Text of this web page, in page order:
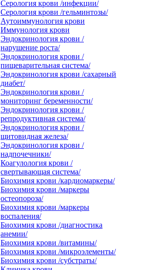
Серология крови /инфекции/
Серология крови /гельминтозы/
Аутоиммунология крови
Иммунология крови
Эндокринология крови /
нарушение роста/
Эндокринология крови /
пищеварительная система/
Эндокринология крови /сахарный
диабет/
Эндокринология крови /
мониторинг беременности/
Эндокринология крови /
репродуктивная система/
Эндокринология крови /
щитовидная железа/
Эндокринология крови /
надпочечники/
Коагулология крови /
свертывающая система/
Биохимия крови /кардиомаркеры/
Биохимия крови /маркеры
остеопороза/
Биохимия крови /маркеры
воспаления/
Биохимия крови /диагностика
анемии/
Биохимия крови /витамины/
Биохимия крови /микроэлементы/
Биохимия крови /субстраты/